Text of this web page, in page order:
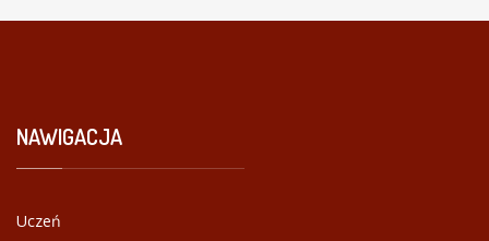
NAWIGACJA
Uczeń